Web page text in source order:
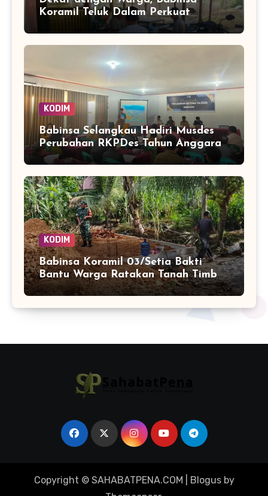
Koramil Teluk Dalam Perkuat
Pembinaan Wilayah Simeulue
KODIM
Babinsa Selangkau Hadiri Musdes
Perubahan RKPDes Tahun Anggaran
2026
KODIM
Babinsa Koramil 03/Setia Bakti
Bantu Warga Ratakan Tanah Timbun
untuk Pembangunan Rumah
Copyright © SAHABATPENA.COM Blogusby